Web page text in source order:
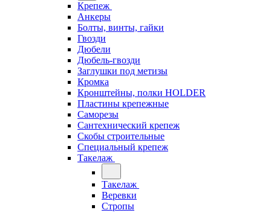
Крепеж
Анкеры
Болты, винты, гайки
Гвозди
Дюбели
Дюбель-гвозди
Заглушки под метизы
Кромка
Кронштейны, полки НОLDER
Пластины крепежные
Саморезы
Сантехнический крепеж
Скобы строительные
Специальный крепеж
Такелаж
Такелаж
Веревки
Стропы